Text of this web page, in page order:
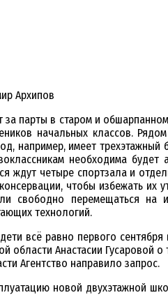
Архипов
парты в старом и
начальных классов.
например, имеет
необходима будет
ждут четыре спортзала и
чтобы избежать их
свободно перемещаться на
технологий.
всё равно первого сентября
области Анастасии Гусаровой
Агентство направило запрос.
новой двухэтажной